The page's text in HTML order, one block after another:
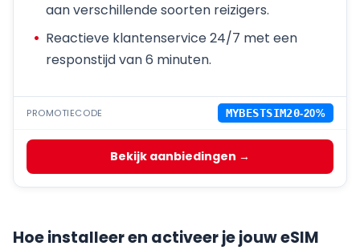
aan verschillende soorten reizigers.
Reactieve klantenservice 24/7 met een
responstijd van 6 minuten.
PROMOTIECODE MYBESTSIM20-20%
Bekijk aanbiedingen →
Hoe installeer en activeer je jouw eSIM